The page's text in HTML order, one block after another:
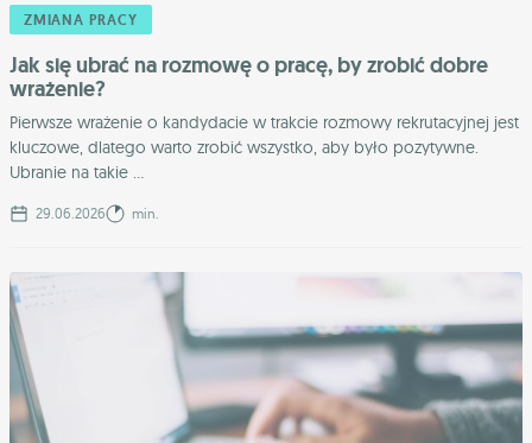
ZMIANA PRACY
Jak się ubrać na rozmowę o pracę, by zrobić dobre
wrażenie?
Pierwsze wrażenie o kandydacie w trakcie rozmowy rekrutacyjnej jest
kluczowe, dlatego warto zrobić wszystko, aby było pozytywne.
Ubranie na takie ...
29.06.2026 min.